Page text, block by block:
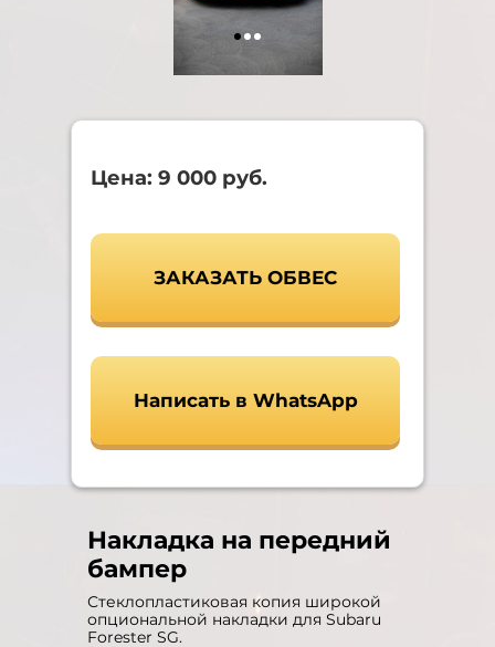
Цена: 9 000 руб.
ЗАКАЗАТЬ ОБВЕС
Написать в WhatsApp
Накладка на передний
бампер
Стеклопластиковая копия широкой
опциональной накладки для Subaru
Forester SG.